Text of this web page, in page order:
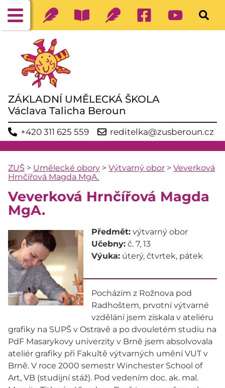
ZÁKLADNÍ UMĚLECKÁ ŠKOLA
Václava Talicha Beroun
+420 311 625 559 reditelka@zusberoun.cz
ZUŠ > Umělecké obory > Výtvarný obor > Veverková
Hrnčířová Magda MgA.
Veverková Hrnčířová Magda
MgA.
Předmět: výtvarný obor
Učebny: č. 7, 13
Výuka: úterý, čtvrtek, pátek
Pocházím z Rožnova pod
Radhoštem, prvotní výtvarné
vzdělání jsem získala v ateliéru
grafiky na SUPŠ v Ostravě a po dvouletém studiu na
PdF Masarykovy univerzity v Brně jsem absolvovala
ateliér grafiky při Fakultě výtvarných umění VUT v
Brně. V roce 2000 semestr Winchester School of
Art, VB (studijní stáž). Pod vedením doc. ak. mal.